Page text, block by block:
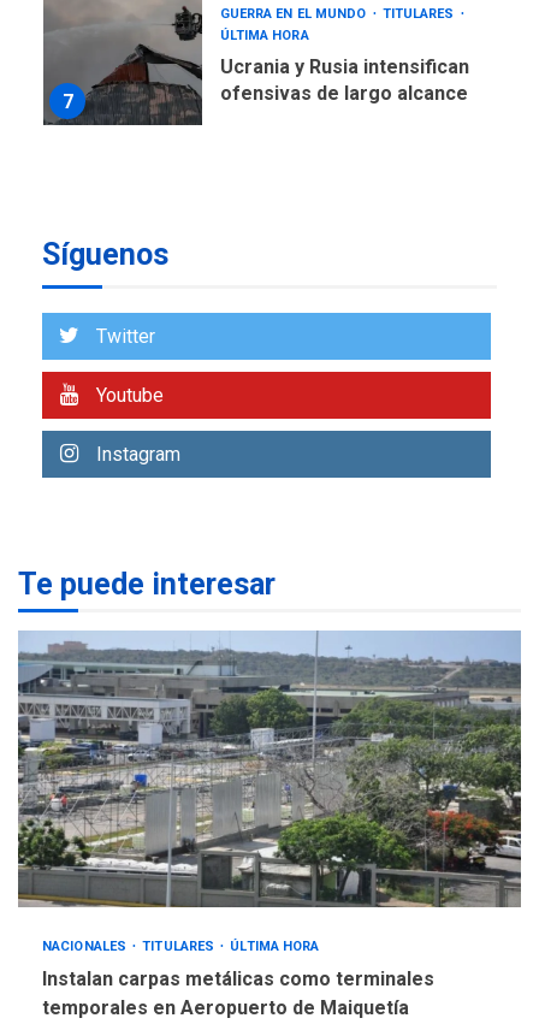
ÚLTIMA HORA
Instalan carpas metálicas
2
3
ONGs piden a CIDH
diálogo en Venezuela
4
Gobierno y AN2015 en
5
INTERNACIONALES ÚLTIMA HORA
Hiroshima 81 años de la
debacle atómica. Japón
debate principios no
nucleares
Síguenos
Twitter
Youtube
Instagram
Te puede interesar
NACIONALES TITULARES ÚLTIMA HORA
Instalan carpas metálicas como terminales
temporales en Aeropuerto de Maiquetía